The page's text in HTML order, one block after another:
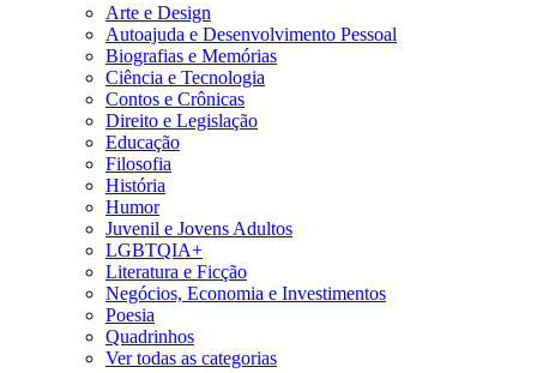
Arte e Design
Autoajuda e Desenvolvimento Pessoal
Biografias e Memórias
Ciência e Tecnologia
Contos e Crônicas
Direito e Legislação
Educação
Filosofia
História
Humor
Juvenil e Jovens Adultos
LGBTQIA+
Literatura e Ficção
Negócios, Economia e Investimentos
Poesia
Quadrinhos
Ver todas as categorias